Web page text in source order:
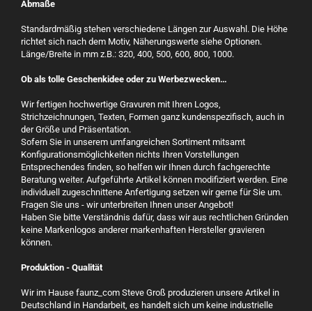
Abmaße
Standardmäßig stehen verschiedene Längen zur Auswahl. Die Höhe
richtet sich nach dem Motiv, Näherungswerte siehe Optionen.
Länge/Breite in mm z.B.: 320, 400, 500, 600, 800, 1000.
Ob als tolle Geschenkidee oder zu Werbezwecken…
Wir fertigen hochwertige Gravuren mit Ihren Logos,
Strichzeichnungen, Texten, Formen ganz kundenspezifisch, auch in
der Größe und Präsentation.
Sofern Sie in unserem umfangreichen Sortiment mitsamt
Konfigurationsmöglichkeiten nichts Ihren Vorstellungen
Entsprechendes finden, so helfen wir Ihnen durch fachgerechte
Beratung weiter. Aufgeführte Artikel können modifiziert werden. Eine
individuell zugeschnittene Anfertigung setzen wir gerne für Sie um.
Fragen Sie uns - wir unterbreiten Ihnen unser Angebot!
Haben Sie bitte Verständnis dafür, dass wir aus rechtlichen Gründen
keine Markenlogos anderer markenhaften Hersteller gravieren
können.
Produktion - Qualität
Wir im Hause faunz_com Steve Groß produzieren unsere Artikel in
Deutschland in Handarbeit, es handelt sich um keine industrielle